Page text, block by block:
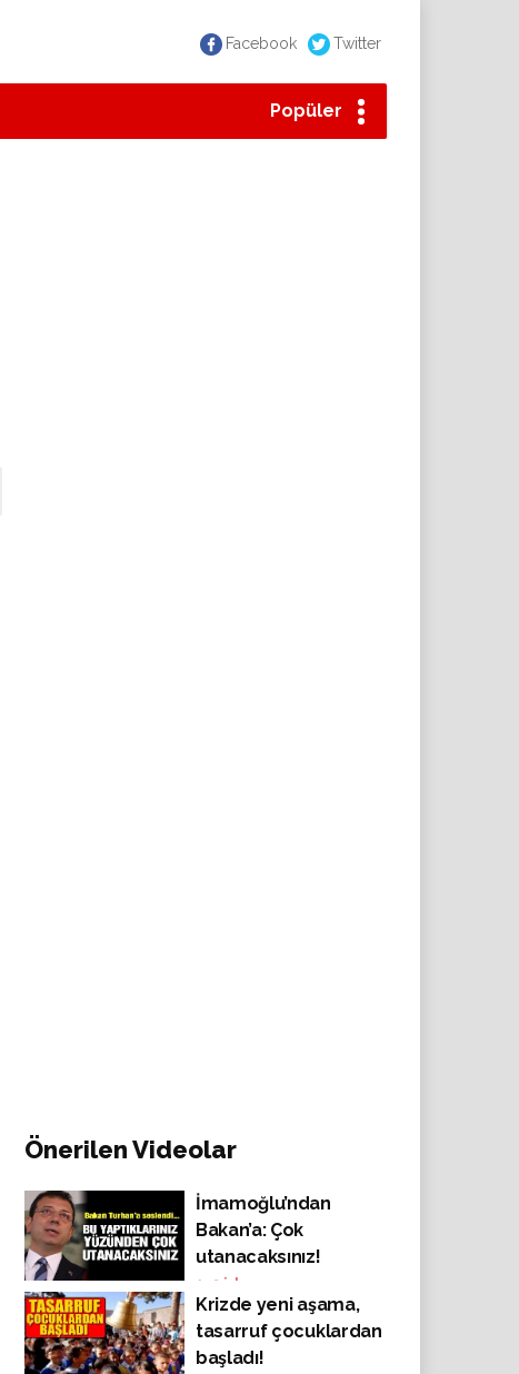
Facebook Twitter
Popüler
Önerilen Videolar
İmamoğlu’ndan
Bakan’a: Çok
utanacaksınız!
143 izlenme
Krizde yeni aşama,
tasarruf çocuklardan
başladı!